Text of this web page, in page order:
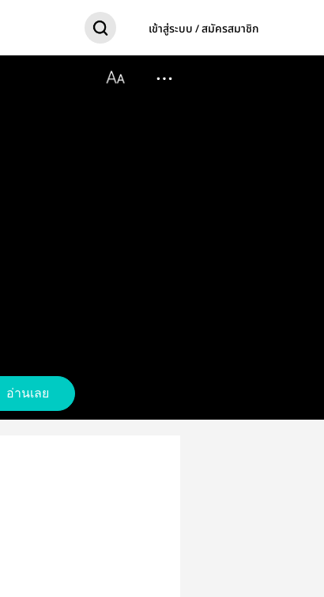
เข้าสู่ระบบ / สมัครสมาชิก
อ่านเลย